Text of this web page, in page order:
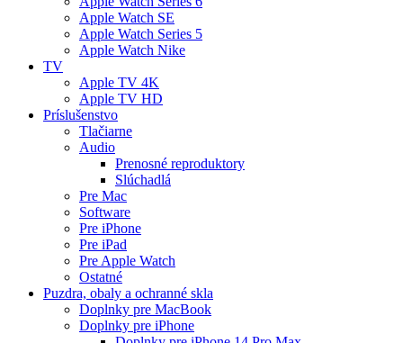
Apple Watch SE
Apple Watch Series 5
Apple Watch Nike
TV
Apple TV 4K
Apple TV HD
Príslušenstvo
Tlačiarne
Audio
Prenosné reproduktory
Slúchadlá
Pre Mac
Software
Pre iPhone
Pre iPad
Pre Apple Watch
Ostatné
Puzdra, obaly a ochranné skla
Doplnky pre MacBook
Doplnky pre iPhone